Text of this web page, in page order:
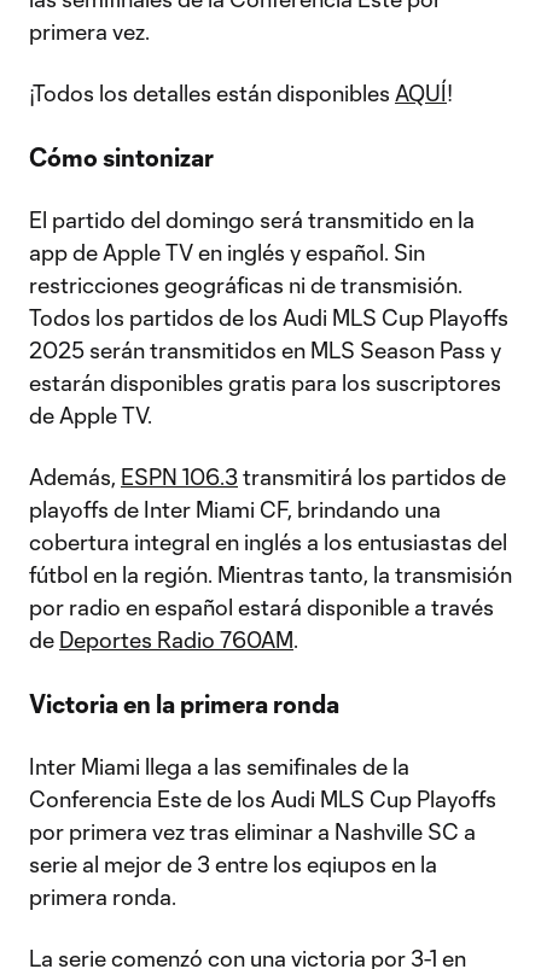
primera vez.
¡Todos los detalles están disponibles AQUÍ!
Cómo sintonizar
El partido del domingo será transmitido en la
app de Apple TV en inglés y español. Sin
restricciones geográficas ni de transmisión.
Todos los partidos de los Audi MLS Cup Playoffs
2025 serán transmitidos en MLS Season Pass y
estarán disponibles gratis para los suscriptores
de Apple TV.
Además, ESPN 106.3 transmitirá los partidos de
playoffs de Inter Miami CF, brindando una
cobertura integral en inglés a los entusiastas del
fútbol en la región. Mientras tanto, la transmisión
por radio en español estará disponible a través
de Deportes Radio 760AM.
Victoria en la primera ronda
Inter Miami llega a las semifinales de la
Conferencia Este de los Audi MLS Cup Playoffs
por primera vez tras eliminar a Nashville SC a
serie al mejor de 3 entre los eqiupos en la
primera ronda.
La serie comenzó con una victoria por 3-1 en